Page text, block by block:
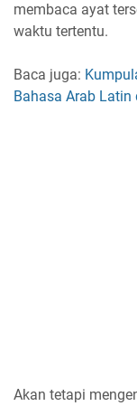
membaca ayat
waktu tertentu.
Baca juga:
Bahasa Arab Latin
Akan tetapi